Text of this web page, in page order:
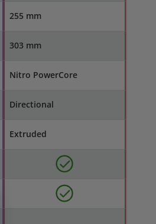
255 mm
303 mm
Nitro PowerCore
Directional
Extruded